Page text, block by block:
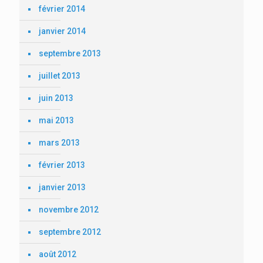
février 2014
janvier 2014
septembre 2013
juillet 2013
juin 2013
mai 2013
mars 2013
février 2013
janvier 2013
novembre 2012
septembre 2012
août 2012